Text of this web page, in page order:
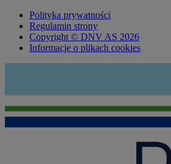
Polityka prywatności
Regulamin strony
Copyright © DNV AS 2026
Informacje o plikach cookies